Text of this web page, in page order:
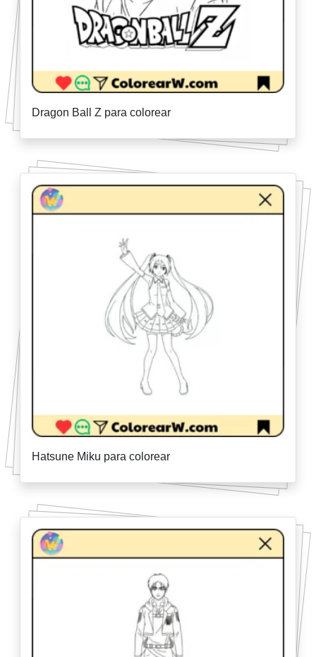
Dragon Ball Z para colorear
Hatsune Miku para colorear